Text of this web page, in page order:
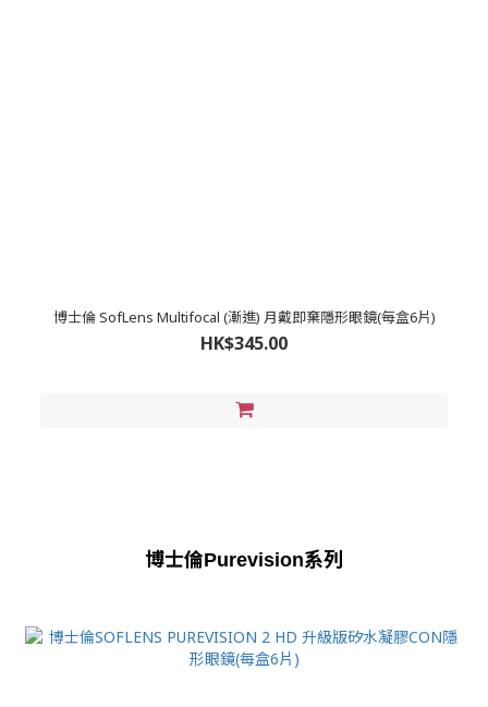
博士倫 SofLens Multifocal (漸進) 月戴即棄隱形眼鏡(每盒6片)
HK$345.00
博士倫Purevision系列